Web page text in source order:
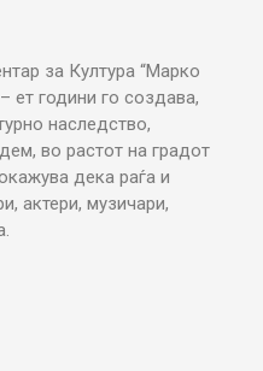
за Култура “Марко
ет години го создава,
наследство,
во растот на градот
дека раѓа и
актери, музичари,